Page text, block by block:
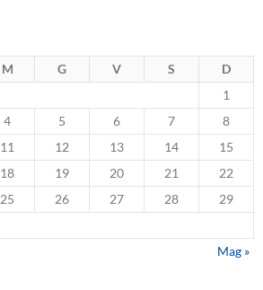
M G V S
D
1
4 5 6 7
8
11 12 13 14
15
18 19 20 21
22
25 26 27 28
29
Mag »